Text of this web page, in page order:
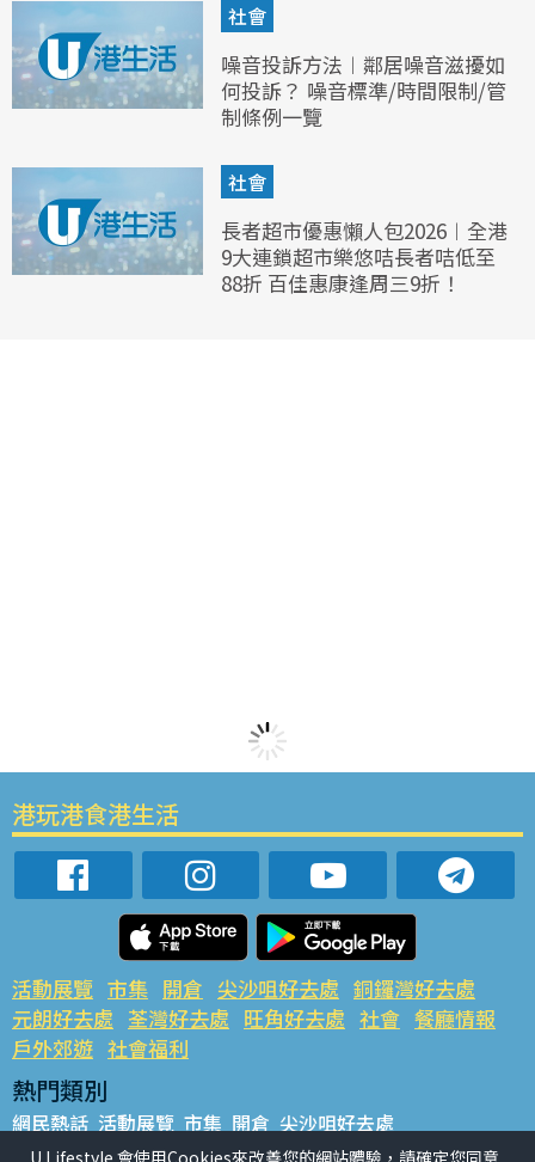
社會
噪音投訴方法︱鄰居噪音滋擾如
何投訴？ 噪音標準/時間限制/管
制條例一覽
社會
長者超市優惠懶人包2026︱全港
9大連鎖超市樂悠咭長者咭低至
88折 百佳惠康逢周三9折！
港玩港食港生活
活動展覽 市集 開倉 尖沙咀好去處 銅鑼灣好去處
元朗好去處 荃灣好去處 旺角好去處 社會 餐廳情報
戶外郊遊 社會福利
熱門類別
網民熱話 活動展覽 市集 開倉 尖沙咀好去處
銅鑼灣好去處 元朗好去處 荃灣好去處 旺角好去處 社會
U Lifestyle 會使用Cookies來改善您的網站體驗，請確定您同意